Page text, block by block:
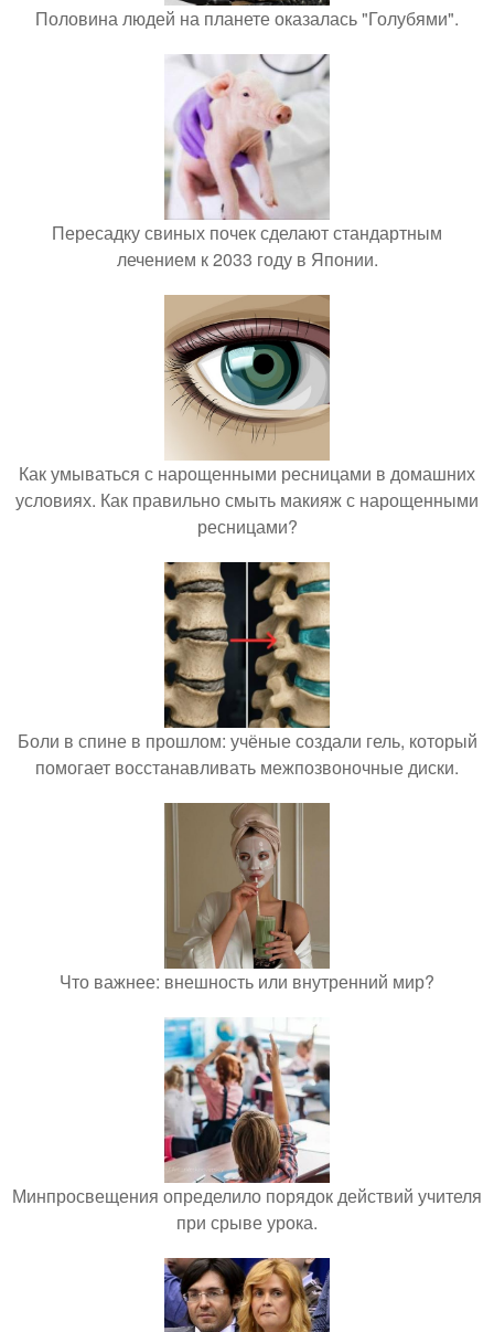
Половина людей на планете оказалась "Голубями".
Пересадку свиных почек сделают стандартным
лечением к 2033 году в Японии.
Как умываться с нарощенными ресницами в домашних
условиях. Как правильно смыть макияж с нарощенными
ресницами?
Боли в спине в прошлом: учёные создали гель, который
помогает восстанавливать межпозвоночные диски.
Что важнее: внешность или внутренний мир?
Минпросвещения определило порядок действий учителя
при срыве урока.